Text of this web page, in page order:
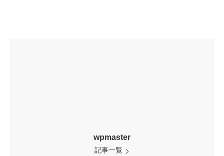
wpmaster
記事一覧